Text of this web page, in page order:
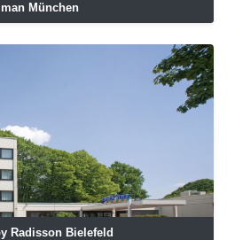
München
Radisson Bielefeld